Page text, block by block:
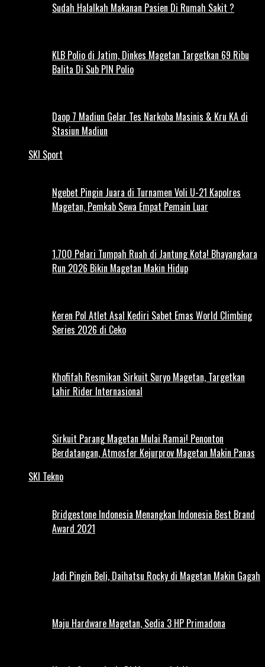
Sudah Halalkah Makanan Pasien Di Rumah Sakit ?
KLB Polio di Jatim, Dinkes Magetan Targetkan 69 Ribu
Balita Di Sub PIN Polio
Daop 7 Madiun Gelar Tes Narkoba Masinis & Kru KA di
Stasiun Madiun
SKI Sport
Ngebet Pingin Juara di Turnamen Voli U-21 Kapolres
Magetan, Pemkab Sewa Empat Pemain Luar
1.700 Pelari Tumpah Ruah di Jantung Kota! Bhayangkara
Run 2026 Bikin Magetan Makin Hidup
Keren Pol Atlet Asal Kediri Sabet Emas World Climbing
Series 2026 di Ceko
Khofifah Resmikan Sirkuit Suryo Magetan, Targetkan
Lahir Rider Internasional
Sirkuit Parang Magetan Mulai Ramai! Penonton
Berdatangan, Atmosfer Kejurprov Magetan Makin Panas
SKI Tekno
Bridgestone Indonesia Menangkan Indonesia Best Brand
Award 2021
Jadi Pingin Beli, Daihatsu Rocky di Magetan Makin Gagah
Maju Hardware Magetan, Sedia 3 HP Primadona